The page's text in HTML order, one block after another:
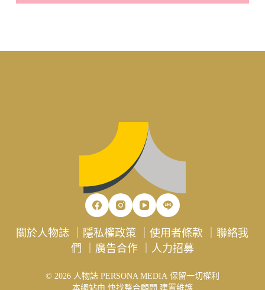
關於人物誌 隱私權政策 ｜使用者條款 ｜聯絡我
們
廣告合作｜ 人力招募
© 2026 人物誌 PERSONA MEDIA 保留一切權利
本網站由 快找整合顧問 建置維護